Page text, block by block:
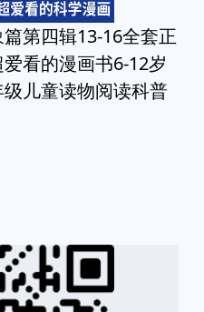
第四辑13-16全套正
看的漫画书6-12岁
儿童读物阅读科普